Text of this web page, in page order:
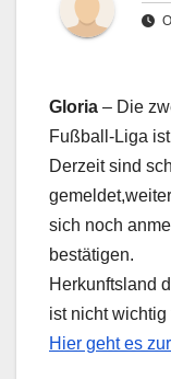
Gloria – Die
Fußball-Liga
Derzeit sind
sich noch
bestätigen.
Herkunftsland
ist nicht wichtig
Hier geht es